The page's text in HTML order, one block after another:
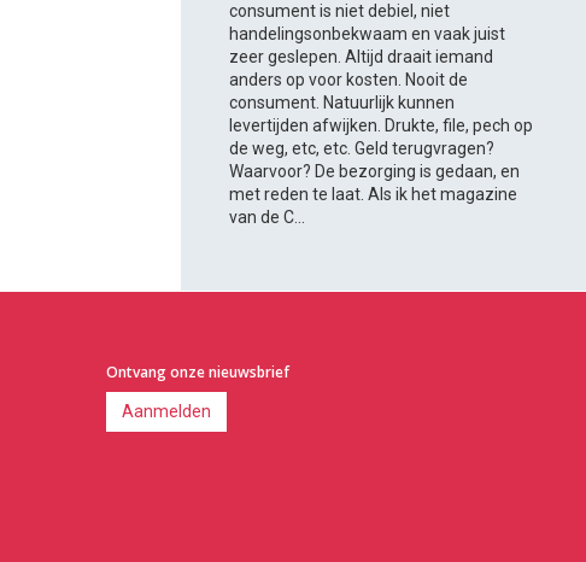
consument is niet debiel, niet
handelingsonbekwaam en vaak juist
zeer geslepen. Altijd draait iemand
anders op voor kosten. Nooit de
consument. Natuurlijk kunnen
levertijden afwijken. Drukte, file, pech op
de weg, etc, etc. Geld terugvragen?
Waarvoor? De bezorging is gedaan, en
met reden te laat. Als ik het magazine
van de C...
Ontvang onze nieuwsbrief
Aanmelden